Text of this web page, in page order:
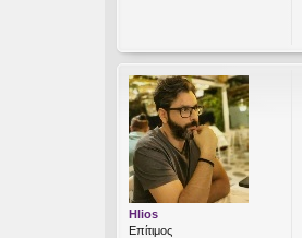
Hlios
Επίτιμος